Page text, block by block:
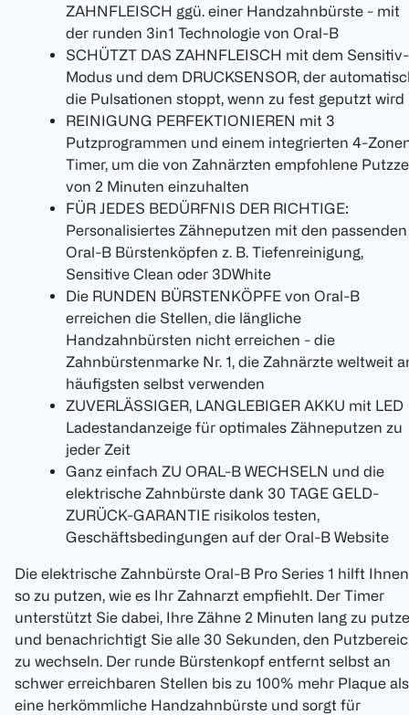
ZAHNFLEISCH ggü. einer Handzahnbürste - mit
der runden 3in1 Technologie von Oral-B
SCHÜTZT DAS ZAHNFLEISCH mit dem Sensitiv-
Modus und dem DRUCKSENSOR, der
die Pulsationen stoppt, wenn zu fest geputzt wird
REINIGUNG PERFEKTIONIEREN mit 3
Putzprogrammen und einem integrierten 4-
Timer, um die von Zahnärzten empfohlene
von 2 Minuten einzuhalten
FÜR JEDES BEDÜRFNIS DER RICHTIGE:
Personalisiertes Zähneputzen mit den passenden
Oral-B Bürstenköpfen z. B. Tiefenreinigung,
Sensitive Clean oder 3DWhite
Die RUNDEN BÜRSTENKÖPFE von Oral-B
erreichen die Stellen, die längliche
Handzahnbürsten nicht erreichen - die
Zahnbürstenmarke Nr. 1, die Zahnärzte weltweit
häufigsten selbst verwenden
ZUVERLÄSSIGER, LANGLEBIGER AKKU mit LED
Ladestandanzeige für optimales Zähneputzen zu
jeder Zeit
Ganz einfach ZU ORAL-B WECHSELN und die
elektrische Zahnbürste dank 30 TAGE GELD-
ZURÜCK-GARANTIE risikolos testen,
Geschäftsbedingungen auf der Oral-B Website
Die elektrische Zahnbürste Oral-B Pro Series 1 hilft Ihnen
so zu putzen, wie es Ihr Zahnarzt empfiehlt. Der Timer
unterstützt Sie dabei, Ihre Zähne 2 Minuten lang zu
und benachrichtigt Sie alle 30 Sekunden, den
zu wechseln. Der runde Bürstenkopf entfernt selbst an
schwer erreichbaren Stellen bis zu 100% mehr Plaque als
eine herkömmliche Handzahnbürste und sorgt für